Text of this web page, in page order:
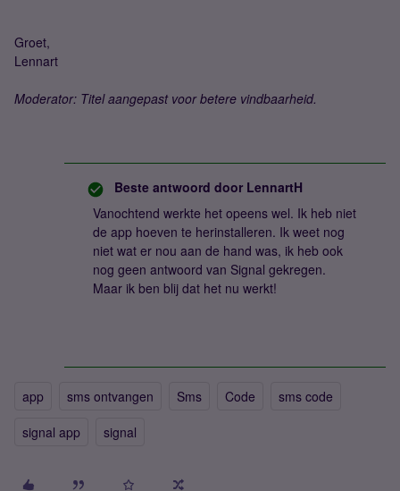
Groet,
Lennart
Moderator: Titel aangepast voor betere vindbaarheid.
Beste antwoord door LennartH
Vanochtend werkte het opeens wel. Ik heb niet
de app hoeven te herinstalleren. Ik weet nog
niet wat er nou aan de hand was, ik heb ook
nog geen antwoord van Signal gekregen.
Maar ik ben blij dat het nu werkt!
app sms ontvangen Sms Code
sms code
signal app
signal